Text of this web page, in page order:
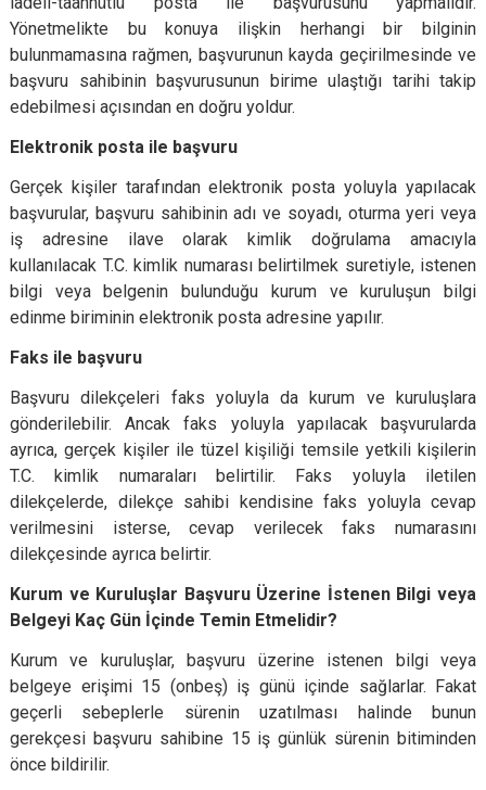
Yönetmelikte bu konuya ilişkin herhangi bir bilginin
bulunmamasına rağmen, başvurunun kayda geçirilmesinde ve
başvuru sahibinin başvurusunun birime ulaştığı tarihi takip
edebilmesi açısından en doğru yoldur.
Elektronik posta ile başvuru
Gerçek kişiler tarafından elektronik posta yoluyla yapılacak
başvurular, başvuru sahibinin adı ve soyadı, oturma yeri veya
iş adresine ilave olarak kimlik doğrulama amacıyla
kullanılacak T.C. kimlik numarası belirtilmek suretiyle, istenen
bilgi veya belgenin bulunduğu kurum ve kuruluşun bilgi
edinme biriminin elektronik posta adresine yapılır.
Faks ile başvuru
Başvuru dilekçeleri faks yoluyla da kurum ve kuruluşlara
gönderilebilir. Ancak faks yoluyla yapılacak başvurularda
ayrıca, gerçek kişiler ile tüzel kişiliği temsile yetkili kişilerin
T.C. kimlik numaraları belirtilir. Faks yoluyla iletilen
dilekçelerde, dilekçe sahibi kendisine faks yoluyla cevap
verilmesini isterse, cevap verilecek faks numarasını
dilekçesinde ayrıca belirtir.
Kurum ve Kuruluşlar Başvuru Üzerine İstenen Bilgi veya
Belgeyi Kaç Gün İçinde Temin Etmelidir?
Kurum ve kuruluşlar, başvuru üzerine istenen bilgi veya
belgeye erişimi 15 (onbeş) iş günü içinde sağlarlar. Fakat
geçerli sebeplerle sürenin uzatılması halinde bunun
gerekçesi başvuru sahibine 15 iş günlük sürenin bitiminden
önce bildirilir.